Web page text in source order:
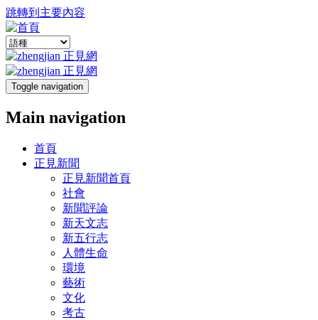
跳轉到主要內容
Toggle navigation
Main navigation
首頁
正見新聞
正見新聞首頁
社會
新聞評論
新天文志
新五行志
人體生命
環境
藝術
文化
考古